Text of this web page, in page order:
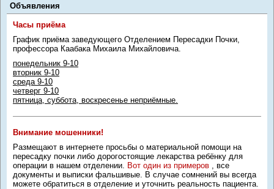
Объявления
Часы приёма
График приёма заведующего Отделением Пересадки Почки,
профессора Каабака Михаила Михайловича.
понедельник 9-10
вторник 9-10
среда 9-10
четверг 9-10
пятница, суббота, воскресенье неприёмные.
Внимание мошенники!
Размещают в интернете просьбы о материальной помощи на
пересадку почки либо дорогостоящие лекарства ребёнку для
операции в нашем отделении.
Вот один из примеров , все
документы и выписки фальшивые. В случае сомнений вы всегда
можете обратиться в отделение и уточнить реальность пациента.